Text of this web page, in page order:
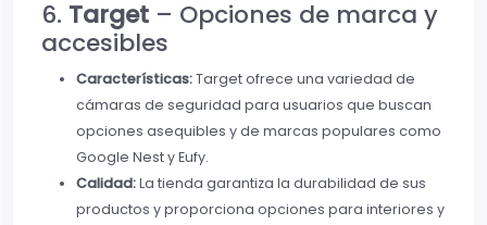
6. Target – Opciones de marca y
accesibles
Características:Target ofrece una variedad de
cámaras de seguridad para usuarios que buscan
opciones asequibles y de marcas populares como
Google Nest y Eufy.
Calidad:La tienda garantiza la durabilidad de sus
productos y proporciona opciones para interiores y